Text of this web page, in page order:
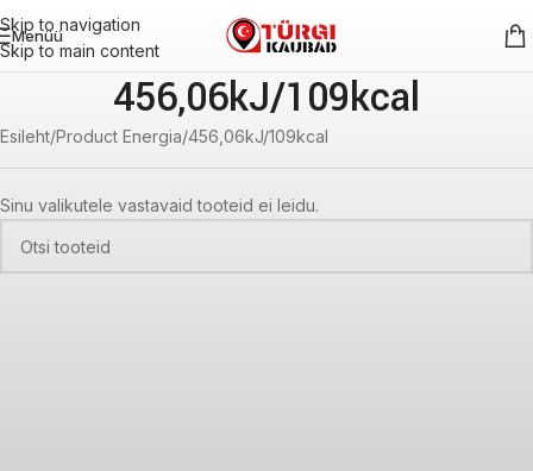
Skip to navigation
Skip to main content
Menüü
456,06kJ/109kcal
Esileht Product Energia 456,06kJ/109kcal
Sinu valikutele vastavaid tooteid ei leidu.